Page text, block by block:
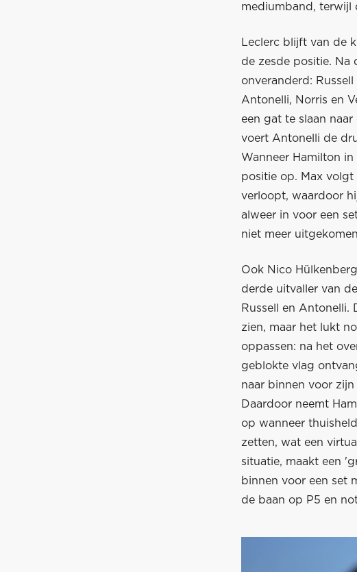
mediumband, terwijl
Leclerc blijft van de
de zesde positie. Na
onveranderd:
Antonelli, Norris en
een gat te slaan
voert Antonelli de
Wanneer Hamilton
positie op. Max
verloopt, waardoor
alweer in voor een
niet meer
Ook Nico
derde uitvaller van
Russell en Antonelli.
zien, maar het lukt
oppassen: na het
geblokte vlag
naar binnen voor
Daardoor neemt
op wanneer
zetten, wat een
situatie, maakt een
binnen voor een set
de baan op P5 en